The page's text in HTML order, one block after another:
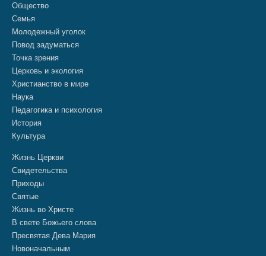
Общество
Семья
Молодежный уголок
Повод задуматься
Точка зрения
Церковь и экология
Христианство в мире
Наука
Педагогика и психология
История
Культура
Жизнь Церкви
Свидетельства
Приходы
Святые
Жизнь во Христе
В свете Божьего слова
Пресвятая Дева Мария
Новоначальным